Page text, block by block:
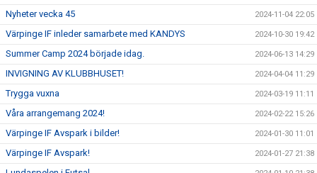
Nyheter vecka 45 2024-11-04 22:05
Värpinge IF inleder samarbete med KANDYS 2024-10-30 19:42
Summer Camp 2024 började idag. 2024-06-13 14:29
INVIGNING AV KLUBBHUSET! 2024-04-04 11:29
Trygga vuxna 2024-03-19 11:11
Våra arrangemang 2024! 2024-02-22 15:26
Värpinge IF Avspark i bilder! 2024-01-30 11:01
Värpinge IF Avspark! 2024-01-27 21:38